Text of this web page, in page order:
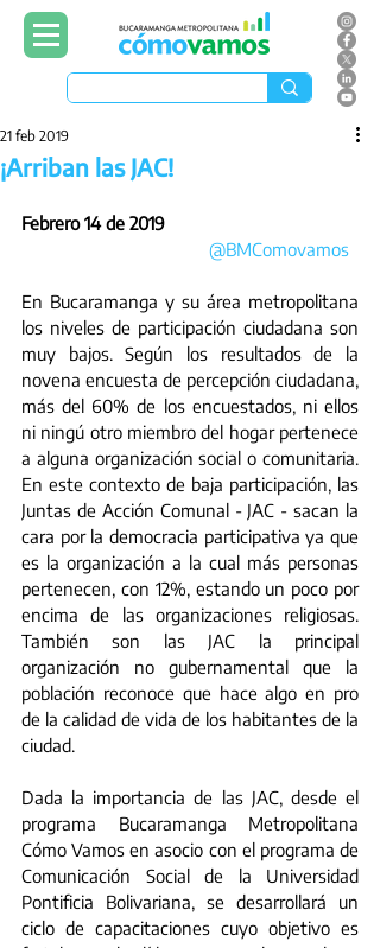
¡Arriban las JAC!
21 feb 2019
Febrero 14 de 2019
@BMComovamos
En Bucaramanga y su área metropolitana
los niveles de participación ciudadana son
muy bajos. Según los resultados de la
novena encuesta de percepción ciudadana,
más del 60% de los encuestados, ni ellos
ni ningú otro miembro del hogar pertenece
a alguna organización social o comunitaria.
En este contexto de baja participación, las
Juntas de Acción Comunal - JAC - sacan la
cara por la democracia participativa ya que
es la organización a la cual más personas
pertenecen, con 12%, estando un poco por
encima de las organizaciones religiosas.
También son las JAC la principal
organización no gubernamental que la
población reconoce que hace algo en pro
de la calidad de vida de los habitantes de la
ciudad.
Dada la importancia de las JAC, desde el
programa Bucaramanga Metropolitana
Cómo Vamos en asocio con el programa de
Comunicación Social de la Universidad
Pontificia Bolivariana, se desarrollará un
ciclo de capacitaciones cuyo objetivo es